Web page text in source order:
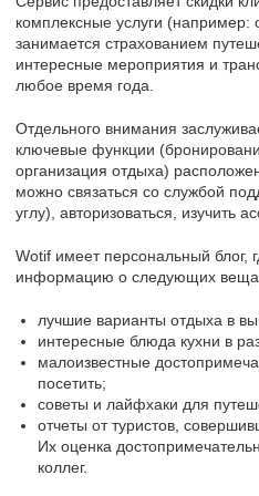
комплексные услуги (например:
занимается страхованием
интересные мероприятия и
любое время года.
Отдельного внимания
ключевые функции
организация отдыха)
можно связаться со службой
углу), авторизоваться, изучить
Wotif имеет персональный блог,
информацию о следующих
лучшие варианты отдыха в
интересные блюда кухни в
малоизвестные
посетить;
советы и лайфхаки для
отчеты от туристов,
Их оценка
коллег.